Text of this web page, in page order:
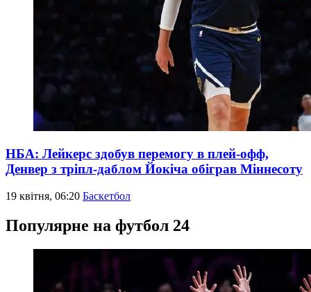
НБА: Лейкерс здобув перемогу в плей-офф,
Денвер з тріпл-даблом Йокіча обіграв Міннесоту
19 квітня, 06:20 Баскетбол
Популярне на футбол 24